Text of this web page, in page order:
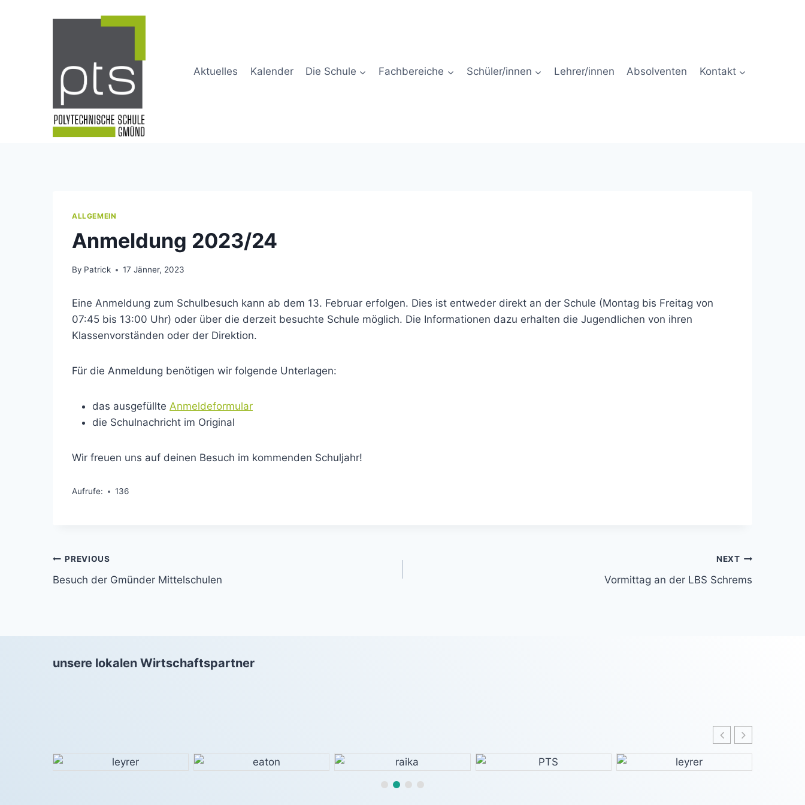
Aktuelles Kalender Die Schule Fachbereiche Schüler/innen Lehrer/innen Absolventen Kontakt
ALLGEMEIN
Anmeldung 2023/24
By Patrick 17 Jänner, 2023
Eine Anmeldung zum Schulbesuch kann ab dem 13. Februar erfolgen. Dies ist entweder direkt an der Schule (Montag bis Freitag von
07:45 bis 13:00 Uhr) oder über die derzeit besuchte Schule möglich. Die Informationen dazu erhalten die Jugendlichen von ihren
Klassenvorständen oder der Direktion.
Für die Anmeldung benötigen wir folgende Unterlagen:
das ausgefüllte Anmeldeformular
die Schulnachricht im Original
Wir freuen uns auf deinen Besuch im kommenden Schuljahr!
Aufrufe: 136
Beitragsnavigation
PREVIOUS
Besuch der Gmünder Mittelschulen
NEXT
Vormittag an der LBS Schrems
unsere lokalen Wirtschaftspartner